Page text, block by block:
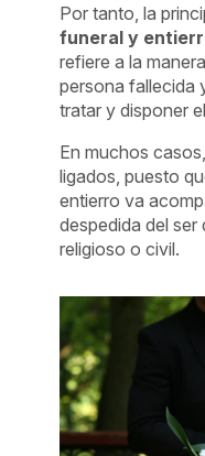
Por tanto, la
funeral y
refiere a la
persona fallecida
tratar y disponer
En muchos
ligados, puesto
entierro va
despedida del ser
religioso o civil.